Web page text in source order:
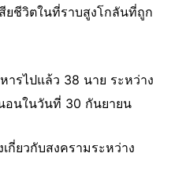
ยชีวิตในที่ราบสูงโกลันที่ถูก
ารไปแล้ว 38 นาย ระหว่าง
อนในวันที่ 30 กันยายน
กี่ยวกับสงครามระหว่าง